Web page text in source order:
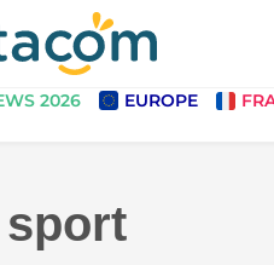
2026 EUROPE
sport